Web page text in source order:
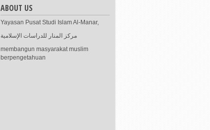
ABOUT US
Yayasan Pusat Studi Islam Al-Manar,
مركز المنار للدراسات الإسلامية
membangun masyarakat muslim
berpengetahuan